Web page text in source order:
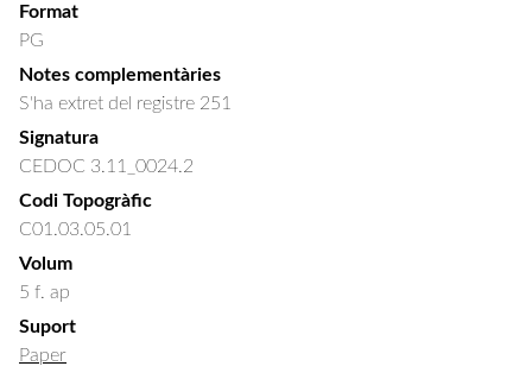
Format
PG
Notes complementàries
S'ha extret del registre 251
Signatura
CEDOC 3.11_0024.2
Codi Topogràfic
C01.03.05.01
Volum
5 f. ap
Suport
Paper